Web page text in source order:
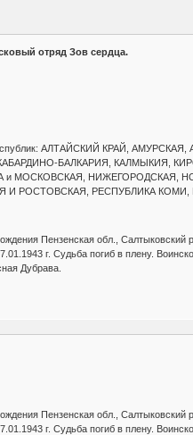
отряд Зов сердца.
республик: АЛТАЙСКИЙ КРАЙ,
БАЛКАРИЯ, КАЛМЫКИЯ,
и МОСКОВСКАЯ, НИЖЕГОРОДСКАЯ,
И РОСТОВСКАЯ, РЕСПУБЛИКА КОМИ,
Пензенская обл.,
г. Судьба погиб в плену.
Дубрава.
Пензенская обл.,
г. Судьба погиб в плену.